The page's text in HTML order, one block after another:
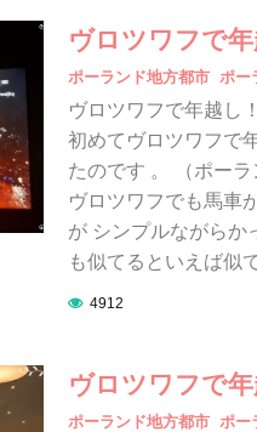
ヴロツワフで
ポーランド地方都市 ポー
ヴロツワフで年越し
初めてヴロツワフで
たのです 。 （ポー
ヴロツワフでも馬車
が シンプルながらか
も似てるといえば似
4912
ヴロツワフで
ポーランド地方都市 ポー